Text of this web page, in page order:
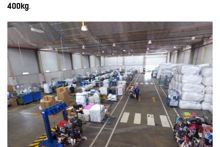
400kg